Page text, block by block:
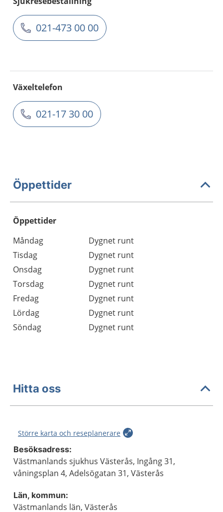
021-473 00 00
Växeltelefon
021-17 30 00
Öppettider
Öppettider
Dag
Öppettider
Kommentarer
Måndag
Dygnet runt
Tisdag
Dygnet runt
Onsdag
Dygnet runt
Torsdag
Dygnet runt
Fredag
Dygnet runt
Lördag
Dygnet runt
Söndag
Dygnet runt
Hitta oss
Större karta och reseplanerare
Besöksadress:
Västmanlands sjukhus Västerås, Ingång 31,
våningsplan 4, Adelsögatan 31, Västerås
Län, kommun:
Västmanlands län, Västerås